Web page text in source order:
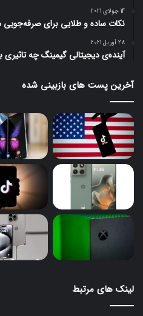
14 جولای 2021
نکات ساده و طلایی برای
28 آوریل 2021
آینده‌ی دیجیتالی گیمینگ چه تاثیری
آخرین پست های بازبینی شده
لینک های مرتبط